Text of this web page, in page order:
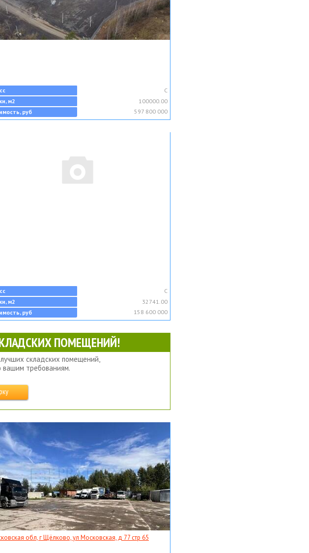
C
м2
100000.00
руб
597 800 000
C
м2
32741.00
руб
158 600 000
ПОМЕЩЕНИЙ!
складских помещений,
вашим требованиям.
обл, г Щёлково, ул Московская, д 77 стр 65